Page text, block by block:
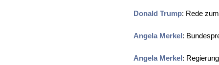
Donald Trump: Rede
Angela Merkel:
Angela Merkel: